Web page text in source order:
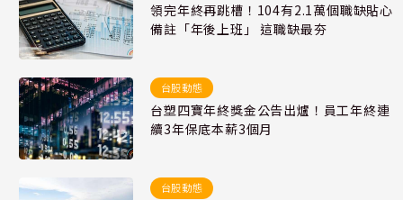
領完年終再跳槽！104有2.1萬個職缺貼心
備註「年後上班」 這職缺最夯
台股動態
台塑四寶年終獎金公告出爐！員工年終連
續3年保底本薪3個月
台股動態